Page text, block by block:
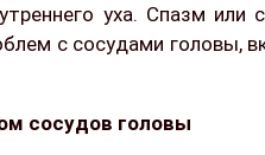
уха. Спазм или
с сосудами головы,
сосудов головы